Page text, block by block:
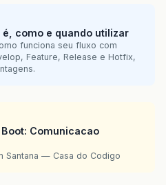
é, como e quando utilizar
funciona seu fluxo com
Feature, Release e Hotfix,
Comunicacao
Santana — Casa do Codigo